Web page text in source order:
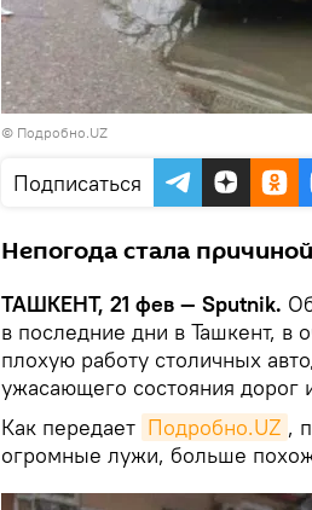
© Подробно.UZ
Подписаться
Непогода стала
ТАШКЕНТ, 21 фев — Sputnik.
в последние дни в Ташкент, в
плохую работу столичных
ужасающего состояния дорог
Как передает Подробно.UZ ,
огромные лужи, больше